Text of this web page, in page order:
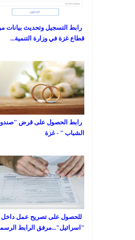
رابط التسجيل وتحديث بيانات
قطاع غزة في وزارة التنمية...
رابط الحصول على قرض
الشباب " - غزة
للحصول على تصريح عمل داخل
"اسرائيل"...مرفق الرابط